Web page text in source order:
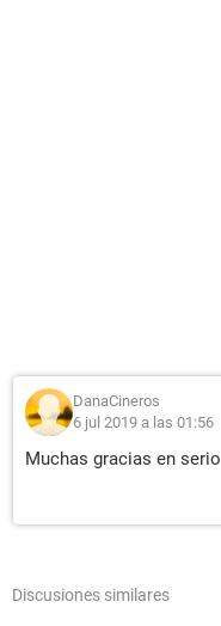
DanaCineros
6 jul 2019 a las 01:56
Muchas gracias en serio
Discusiones similares